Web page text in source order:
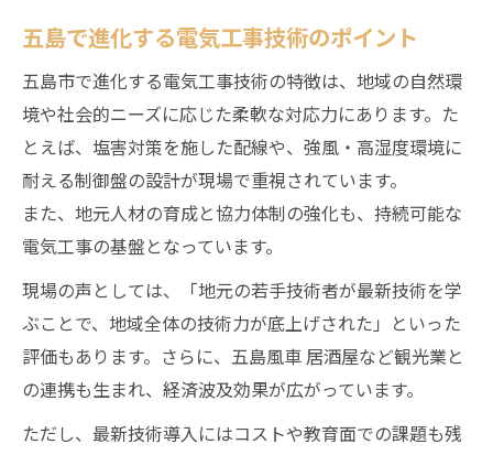
五島で進化する電気工事技術のポイント
五島市で進化する電気工事技術の特徴は、地域の自然環
境や社会的ニーズに応じた柔軟な対応力にあります。た
とえば、塩害対策を施した配線や、強風・高湿度環境に
耐える制御盤の設計が現場で重視されています。
また、地元人材の育成と協力体制の強化も、持続可能な
電気工事の基盤となっています。
現場の声としては、「地元の若手技術者が最新技術を学
ぶことで、地域全体の技術力が底上げされた」といった
評価もあります。さらに、五島風車 居酒屋など観光業と
の連携も生まれ、経済波及効果が広がっています。
ただし、最新技術導入にはコストや教育面での課題も残